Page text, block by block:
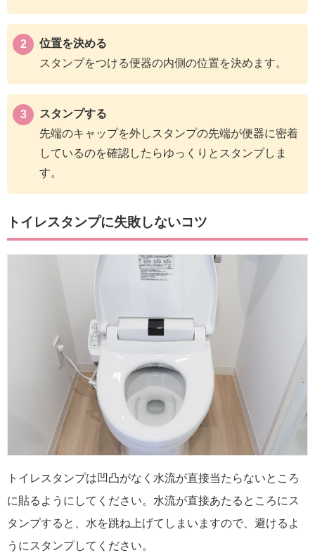
位置を決める
スタンプをつける便器の内側の位置を決めます。
スタンプする
先端のキャップを外しスタンプの先端が便器に密着
しているのを確認したらゆっくりとスタンプしま
す。
トイレスタンプに失敗しないコツ
トイレスタンプは凹凸がなく水流が直接当たらないところ
に貼るようにしてください。水流が直接あたるところにス
タンプすると、水を跳ね上げてしまいますので、避けるよ
うにスタンプしてください。